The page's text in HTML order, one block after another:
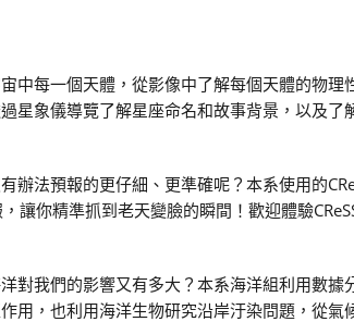
中每一個天體，從影像中了解每個天體的物理
星象儀導覽了解星座命名和故事背景，以及了
法預報的更仔細、更準確呢？本系使用的
你精準抓到老天變臉的瞬間！歡迎體驗
對我們的影響又有多大？本系海洋組利用數據
用，也利用海洋生物研究沿岸汙染問題，從氣